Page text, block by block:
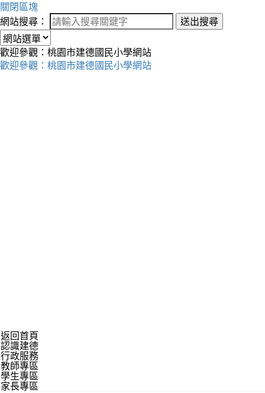
關閉區塊
網站搜尋：
送出搜尋
歡迎參觀：桃園市建德國民小學網站
歡迎參觀：桃園市建德國民小學網站
返回首頁
認識建德
行政服務
教師專區
學生專區
家長專區